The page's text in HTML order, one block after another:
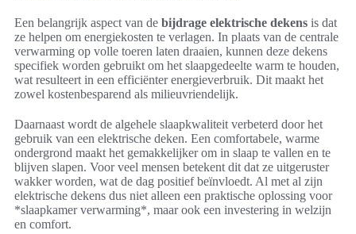
Een belangrijk aspect van de bijdrage elektrische dekens is dat
ze helpen om energiekosten te verlagen. In plaats van de centrale
verwarming op volle toeren laten draaien, kunnen deze dekens
specifiek worden gebruikt om het slaapgedeelte warm te houden,
wat resulteert in een efficiënter energieverbruik. Dit maakt het
zowel kostenbesparend als milieuvriendelijk.
Daarnaast wordt de algehele slaapkwaliteit verbeterd door het
gebruik van een elektrische deken. Een comfortabele, warme
ondergrond maakt het gemakkelijker om in slaap te vallen en te
blijven slapen. Voor veel mensen betekent dit dat ze uitgeruster
wakker worden, wat de dag positief beïnvloedt. Al met al zijn
elektrische dekens dus niet alleen een praktische oplossing voor
*slaapkamer verwarming*, maar ook een investering in welzijn
en comfort.